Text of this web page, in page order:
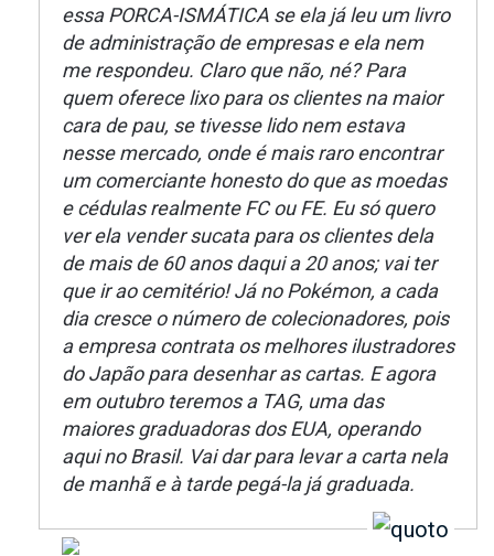
essa PORCA-ISMÁTICA se ela já leu um livro
de administração de empresas e ela nem
me respondeu. Claro que não, né? Para
quem oferece lixo para os clientes na maior
cara de pau, se tivesse lido nem estava
nesse mercado, onde é mais raro encontrar
um comerciante honesto do que as moedas
e cédulas realmente FC ou FE. Eu só quero
ver ela vender sucata para os clientes dela
de mais de 60 anos daqui a 20 anos; vai ter
que ir ao cemitério! Já no Pokémon, a cada
dia cresce o número de colecionadores, pois
a empresa contrata os melhores ilustradores
do Japão para desenhar as cartas. E agora
em outubro teremos a TAG, uma das
maiores graduadoras dos EUA, operando
aqui no Brasil. Vai dar para levar a carta nela
de manhã e à tarde pegá-la já graduada.